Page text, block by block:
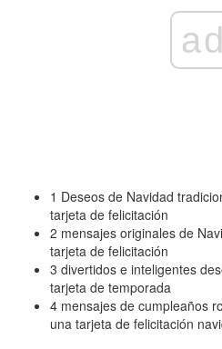
ad
1 Deseos de Navidad
tarjeta de felicitación
2 mensajes originales de
tarjeta de felicitación
3 divertidos e inteligentes
tarjeta de temporada
4 mensajes de cumpleaños
una tarjeta de felicitación